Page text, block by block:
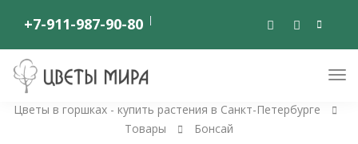
+7-911-987-90-80
Цветы в горшках - купить растения в Санкт-Петербурге
Товары
Бонсай